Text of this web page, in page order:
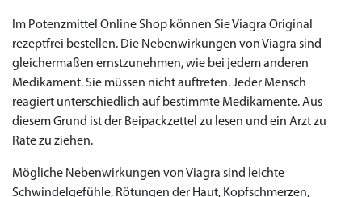
Im Potenzmittel Online Shop können Sie Viagra Original
rezeptfrei bestellen. Die Nebenwirkungen von Viagra sind
gleichermaßen ernstzunehmen, wie bei jedem anderen
Medikament. Sie müssen nicht auftreten. Jeder Mensch
reagiert unterschiedlich auf bestimmte Medikamente. Aus
diesem Grund ist der Beipackzettel zu lesen und ein Arzt zu
Rate zu ziehen.
Mögliche Nebenwirkungen von Viagra sind leichte
Schwindelgefühle, Rötungen der Haut, Kopfschmerzen,